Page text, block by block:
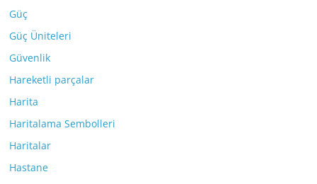
Güç
Güç Üniteleri
Güvenlik
Hareketli parçalar
Harita
Haritalama Sembolleri
Haritalar
Hastane